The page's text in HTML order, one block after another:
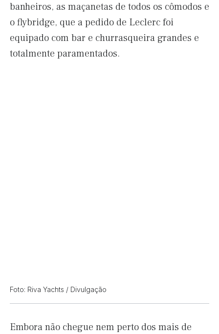
banheiros, as maçanetas de todos os cômodos e
o flybridge, que a pedido de Leclerc foi
equipado com bar e churrasqueira grandes e
totalmente paramentados.
Foto: Riva Yachts / Divulgação
Embora não chegue nem perto dos mais de